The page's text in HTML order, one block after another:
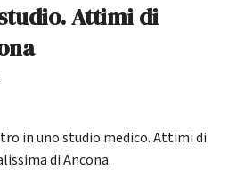
Attimi di
in uno studio medico. Attimi di
di Ancona.